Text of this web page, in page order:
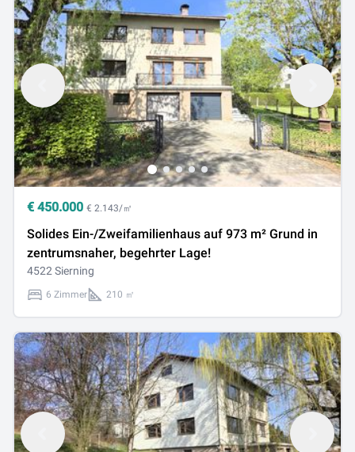
€ 450.000 € 2.143/㎡
Solides Ein-/Zweifamilienhaus auf 973 m² Grund in
zentrumsnaher, begehrter Lage!
4522 Sierning
6 Zimmer 210 ㎡